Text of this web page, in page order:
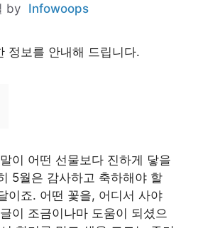
by Infowoops
정보를 안내해 드립니다.
이 어떤 선물보다 진하게 닿을
5월은 감사하고 축하해야 할
이죠. 어떤 꽃을, 어디서 사야
이 조금이나마 도움이 되셨으